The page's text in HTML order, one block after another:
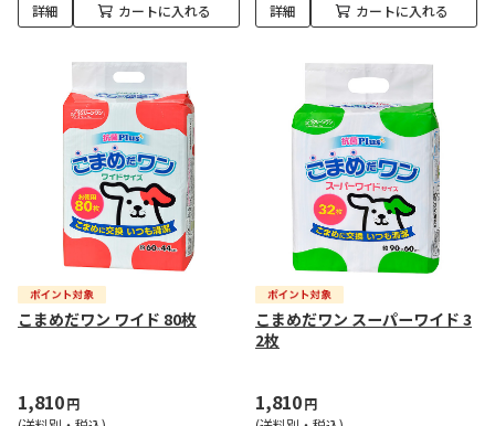
詳細 カートに入れる 詳細 カートに入れる
こまめだワン ワイド 80枚
1,810円
こまめだワン スーパーワイド 3
2枚
1,810円